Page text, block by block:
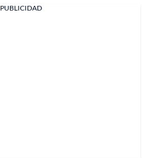
PUBLICIDAD